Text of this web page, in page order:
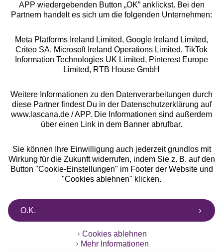
Alle Preise inkl. MwSt., zzgl.
Versandkosten
** Bonität vorausgesetzt, berechtigt zur Bonitätsprüfung
APP wiedergebenden Button „OK” anklickst. Bei den
Partnern handelt es sich um die folgenden Unternehmen:
Meta Platforms Ireland Limited, Google Ireland Limited,
Criteo SA, Microsoft Ireland Operations Limited, TikTok
Information Technologies UK Limited, Pinterest Europe
Limited, RTB House GmbH
Weitere Informationen zu den Datenverarbeitungen durch
diese Partner findest Du in der Datenschutzerklärung auf
www.lascana.de / APP. Die Informationen sind außerdem
über einen Link in dem Banner abrufbar.
Sie können Ihre Einwilligung auch jederzeit grundlos mit
Wirkung für die Zukunft widerrufen, indem Sie z. B. auf den
Button "Cookie-Einstellungen" im Footer der Website und
"Cookies ablehnen" klicken.
O.K.
Cookies ablehnen
Mehr Informationen